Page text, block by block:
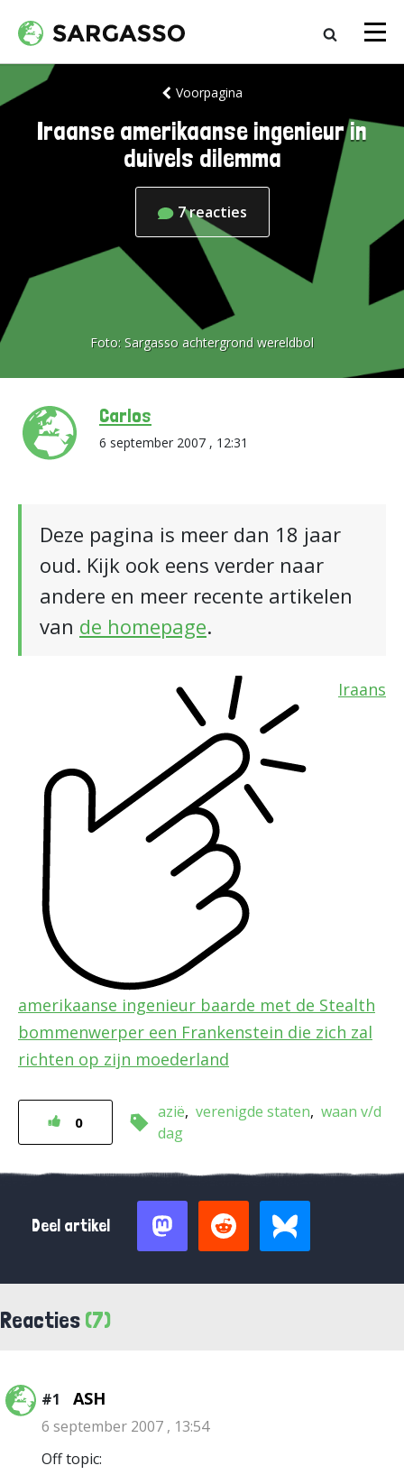
Voorpagina
Iraanse amerikaanse ingenieur in
duivels dilemma
7reacties
Foto: Sargasso achtergrond wereldbol
Carlos
6 september 2007 , 12:31
Deze pagina is meer dan 18 jaar
oud. Kijk ook eens verder naar
andere en meer recente artikelen
van de homepage.
Iraans
amerikaanse ingenieur baarde met de Stealth
bommenwerper een Frankenstein die zich zal
richten op zijn moederland
0
azië verenigde staten waan v/d
dag
Deel artikel
Reacties (7)
#1 ASH
6 september 2007 , 13:54
Off topic: